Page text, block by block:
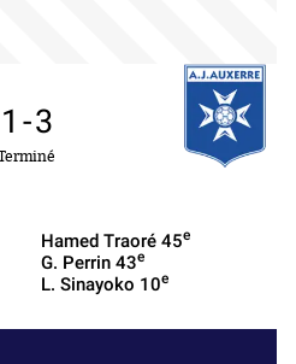
1 -3
Hamed Traoré 45e
G. Perrin 43e
L. Sinayoko 10e